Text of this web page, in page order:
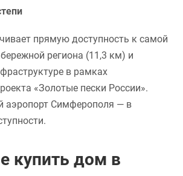
прямую доступность к самой
региона (11,3 км) и
в рамках
«Золотые пески России».
аэропорт Симферополя — в
купить дом в